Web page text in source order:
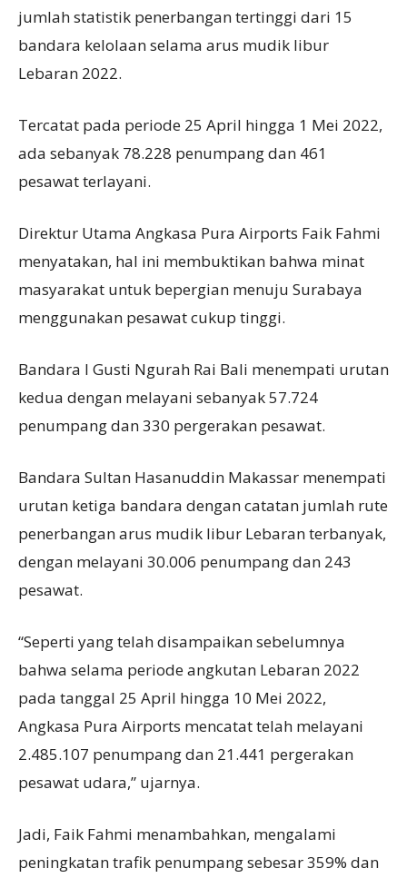
jumlah statistik penerbangan tertinggi dari 15
bandara kelolaan selama arus mudik libur
Lebaran 2022.
Tercatat pada periode 25 April hingga 1 Mei 2022,
ada sebanyak 78.228 penumpang dan 461
pesawat terlayani.
Direktur Utama Angkasa Pura Airports Faik Fahmi
menyatakan, hal ini membuktikan bahwa minat
masyarakat untuk bepergian menuju Surabaya
menggunakan pesawat cukup tinggi.
Bandara I Gusti Ngurah Rai Bali menempati urutan
kedua dengan melayani sebanyak 57.724
penumpang dan 330 pergerakan pesawat.
Bandara Sultan Hasanuddin Makassar menempati
urutan ketiga bandara dengan catatan jumlah rute
penerbangan arus mudik libur Lebaran terbanyak,
dengan melayani 30.006 penumpang dan 243
pesawat.
“Seperti yang telah disampaikan sebelumnya
bahwa selama periode angkutan Lebaran 2022
pada tanggal 25 April hingga 10 Mei 2022,
Angkasa Pura Airports mencatat telah melayani
2.485.107 penumpang dan 21.441 pergerakan
pesawat udara,” ujarnya.
Jadi, Faik Fahmi menambahkan, mengalami
peningkatan trafik penumpang sebesar 359% dan